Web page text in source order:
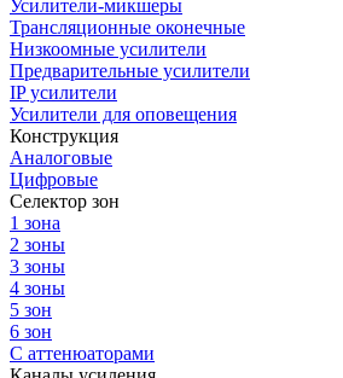
Усилители-микшеры
Трансляционные оконечные
Низкоомные усилители
Предварительные усилители
IP усилители
Усилители для оповещения
Конструкция
Аналоговые
Цифровые
Селектор зон
1 зона
2 зоны
3 зоны
4 зоны
5 зон
6 зон
С аттенюаторами